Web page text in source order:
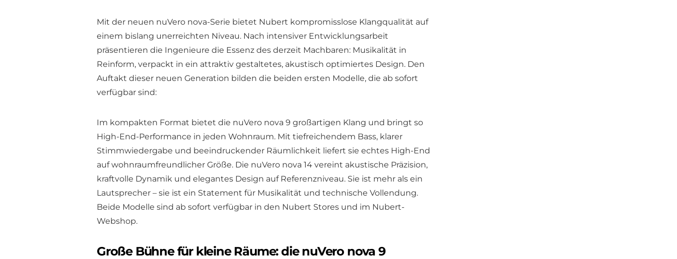
Mit der neuen nuVero nova-Serie bietet Nubert kompromisslose Klangqualität auf
einem bislang unerreichten Niveau. Nach intensiver Entwicklungsarbeit
präsentieren die Ingenieure die Essenz des derzeit Machbaren: Musikalität in
Reinform, verpackt in ein attraktiv gestaltetes, akustisch optimiertes Design. Den
Auftakt dieser neuen Generation bilden die beiden ersten Modelle, die ab sofort
verfügbar sind:
Im kompakten Format bietet die nuVero nova 9 großartigen Klang und bringt so
High-End-Performance in jeden Wohnraum. Mit tiefreichendem Bass, klarer
Stimmwiedergabe und beeindruckender Räumlichkeit liefert sie echtes High-End
auf wohnraumfreundlicher Größe. Die nuVero nova 14 vereint akustische Präzision,
kraftvolle Dynamik und elegantes Design auf Referenzniveau. Sie ist mehr als ein
Lautsprecher – sie ist ein Statement für Musikalität und technische Vollendung.
Beide Modelle sind ab sofort verfügbar in den Nubert Stores und im Nubert-
Webshop.
Große Bühne für kleine Räume: die nuVero nova 9